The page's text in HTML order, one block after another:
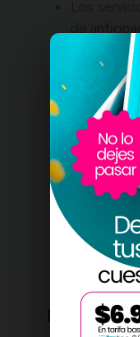
de
hasta 24
Podrán
definir
Pueden
en la que
del mes.
dentro de
Se cobra
Las